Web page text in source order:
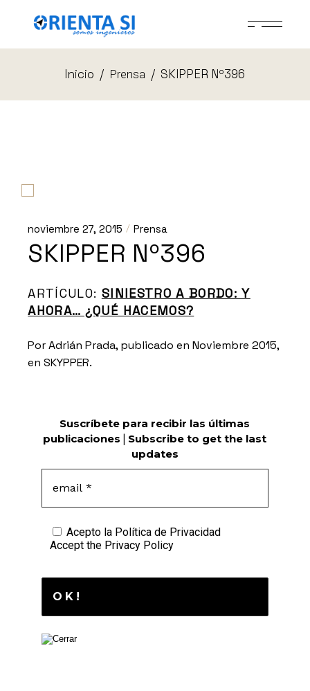
Inicio Prensa SKIPPER Nº396
noviembre 27, 2015 Prensa
SKIPPER Nº396
ARTÍCULO: SINIESTRO A BORDO: Y
AHORA… ¿QUÉ HACEMOS?
Por Adrián Prada, publicado en Noviembre 2015,
enSKYPPER.
Suscríbete para recibir las últimas
publicaciones | Subscribe to get the last
updates
Acepto la Política de Privacidad
Accept the Privacy Policy